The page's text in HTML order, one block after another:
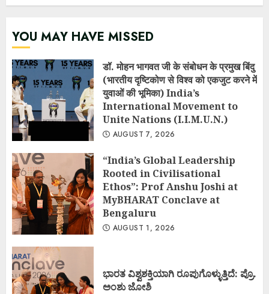
YOU MAY HAVE MISSED
डॉ. मोहन भागवत जी के संबोधन के प्रमुख बिंदु
(भारतीय दृष्टिकोण से विश्व को एकजुट करने में
युवाओं की भूमिका) India’s
International Movement to
Unite Nations (I.I.M.U.N.)
AUGUST 7, 2026
“India’s Global Leadership
Rooted in Civilisational
Ethos”: Prof Anshu Joshi at
MyBHARAT Conclave at
Bengaluru
AUGUST 1, 2026
ಭಾರತ ವಿಶ್ವಶಕ್ತಿಯಾಗಿ ರೂಪುಗೊಳ್ಳುತ್ತಿದೆ: ಪ್ರೊ.
ಅಂಶು ಜೋಶಿ